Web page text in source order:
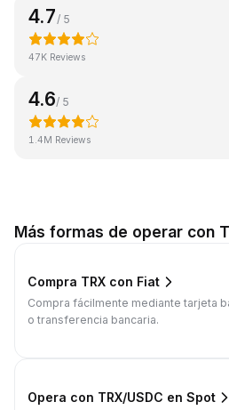
4.7 / 5
47K Reviews
4.6/ 5
1.4M Reviews
Más formas de operar con
Compra TRX con Fiat
Compra fácilmente mediante tarjeta
o transferencia bancaria.
Opera con TRX/USDC en Spot